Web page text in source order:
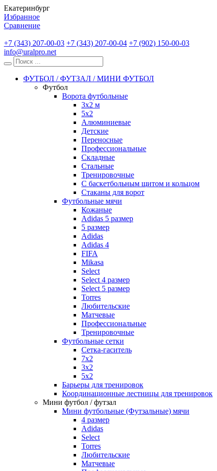
Екатеринбург
Избранное
Сравнение
+7 (343) 207-00-03 +7 (343) 207-00-04 +7 (902) 150-00-03
info@uralpro.net
ФУТБОЛ / ФУТЗАЛ / МИНИ ФУТБОЛ
Футбол
Ворота футбольные
3х2 м
5х2
Алюминиевые
Детские
Переносные
Профессиональные
Складные
Стальные
Тренировочные
С баскетбольным щитом и кольцом
Стаканы для ворот
Футбольные мячи
Кожаные
Adidas 5 размер
5 размер
Adidas
Adidas 4
FIFA
Mikasa
Select
Select 4 размер
Select 5 размер
Torres
Любительские
Матчевые
Профессиональные
Тренировочные
Футбольные сетки
Сетка-гаситель
7x2
3х2
5х2
Барьеры для тренировок
Координационные лестницы для тренировок
Мини футбол / футзал
Мини футбольные (Футзальные) мячи
4 размер
Adidas
Select
Torres
Любительские
Матчевые